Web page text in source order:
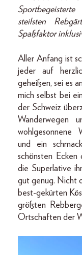
steilsten
Spaßfaktor
Aller Anfang ist
jeder auf
geheißen, sei es
mich selbst bei
der Schweiz
Wanderwegen
wohlgesonnene
und ein
schönsten
die Superlative
gut genug. Nicht
best-gekürten
größten
Ortschaften der